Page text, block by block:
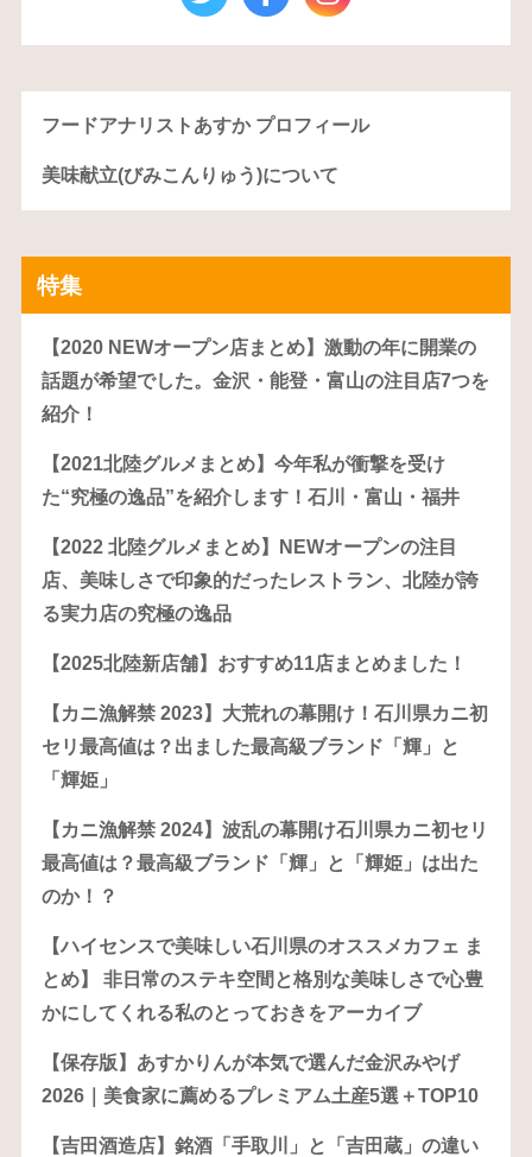
フードアナリストあすか プロフィール
美味献立(びみこんりゅう)について
特集
【2020 NEWオープン店まとめ】激動の年に開業の
話題が希望でした。金沢・能登・富山の注目店7つを
紹介！
【2021北陸グルメまとめ】今年私が衝撃を受け
た“究極の逸品”を紹介します！石川・富山・福井
【2022 北陸グルメまとめ】NEWオープンの注目
店、美味しさで印象的だったレストラン、北陸が誇
る実力店の究極の逸品
【2025北陸新店舗】おすすめ11店まとめました！
【カニ漁解禁 2023】大荒れの幕開け！石川県カニ初
セリ最高値は？出ました最高級ブランド「輝」と
「輝姫」
【カニ漁解禁 2024】波乱の幕開け石川県カニ初セリ
最高値は？最高級ブランド「輝」と「輝姫」は出た
のか！？
【ハイセンスで美味しい石川県のオススメカフェ ま
とめ】 非日常のステキ空間と格別な美味しさで心豊
かにしてくれる私のとっておきをアーカイブ
【保存版】あすかりんが本気で選んだ金沢みやげ
2026｜美食家に薦めるプレミアム土産5選＋TOP10
【吉田酒造店】銘酒「手取川」と「吉田蔵」の違い